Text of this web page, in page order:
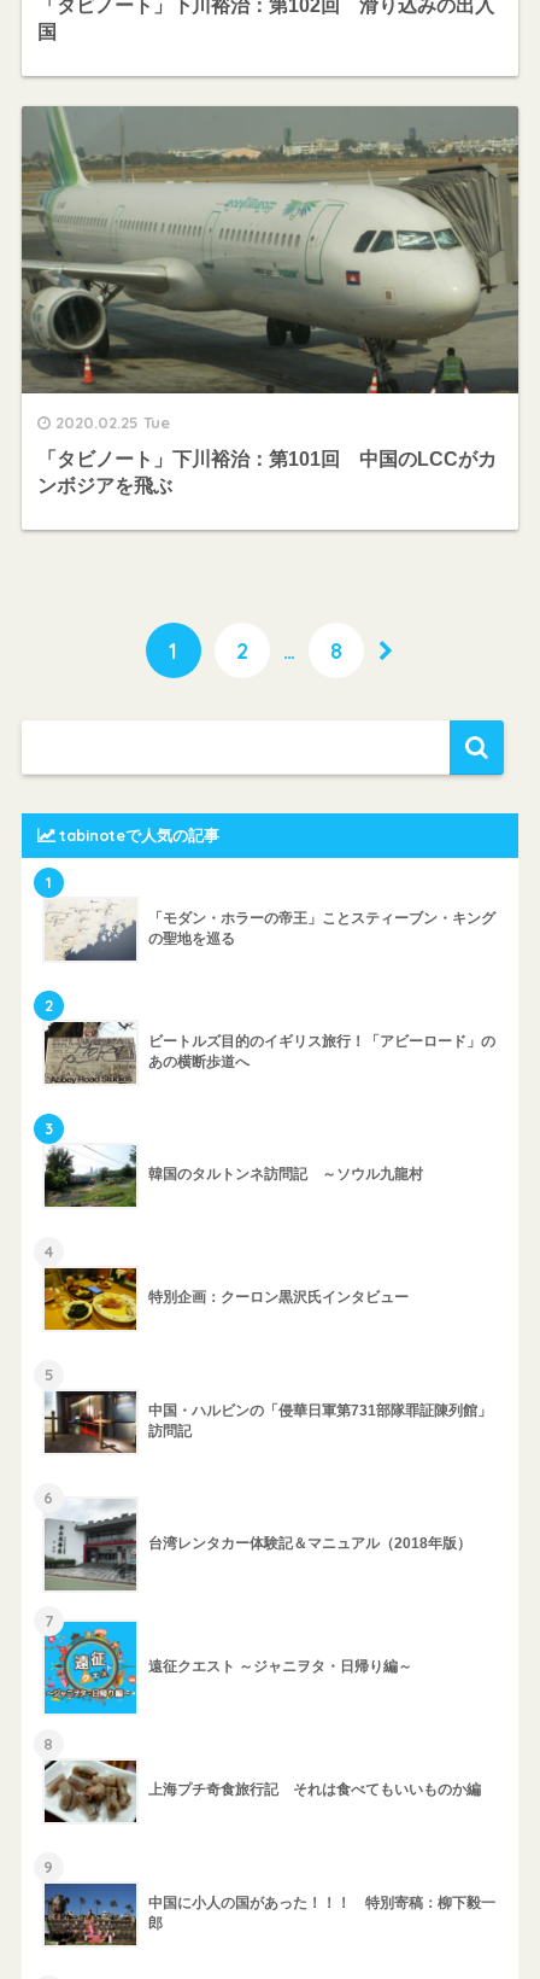
「タビノート」下川裕治：第102回 滑り込みの出入
国
2020.02.25 Tue
「タビノート」下川裕治：第101回 中国のLCCがカ
ンボジアを飛ぶ
1 2 … 8
tabinoteで人気の記事
1
「モダン・ホラーの帝王」ことスティーブン・キング
の聖地を巡る
2
ビートルズ目的のイギリス旅行！「アビーロード」の
あの横断歩道へ
3
韓国のタルトンネ訪問記 ～ソウル九龍村
4
特別企画：クーロン黒沢氏インタビュー
5
中国・ハルビンの「侵華日軍第731部隊罪証陳列館」
訪問記
6
台湾レンタカー体験記＆マニュアル（2018年版）
7
遠征クエスト ～ジャニヲタ・日帰り編～
8
上海プチ奇食旅行記 それは食べてもいいものか編
9
中国に小人の国があった！！！ 特別寄稿：柳下毅一
郎